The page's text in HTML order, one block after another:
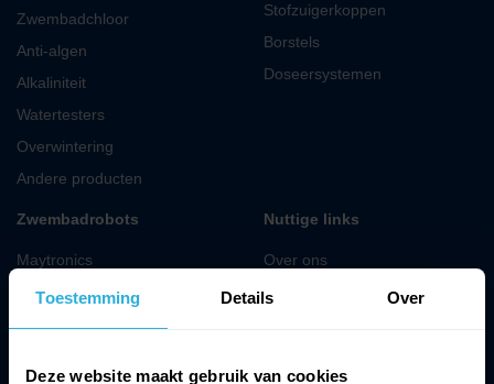
Toestemming Details Over
Deze website maakt gebruik van cookies
Zwembadchloor
Anti-algen
Alkaliniteit
Watertesters
Overwintering
Andere producten
Stofzuigerkoppen
Borstels
Doseersystemen
Zwembadrobots
Maytronics
Dolphin robots
Nuttige links
Over ons
Contact